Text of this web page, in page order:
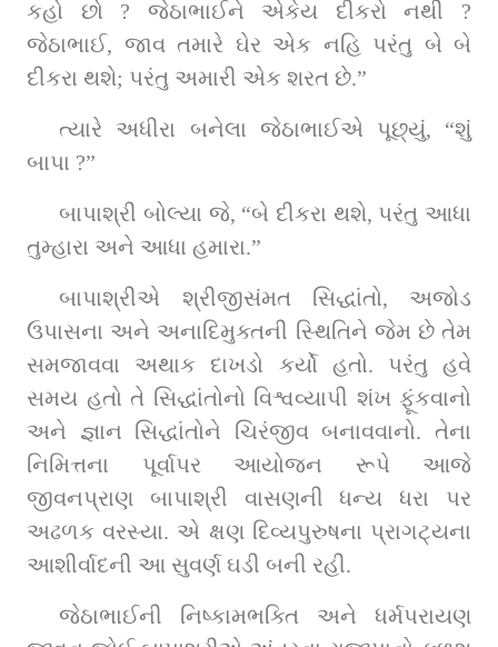
કહો છો ? જેઠાભાઈને એકેય દીકરો નથી ?
જેઠાભાઈ, જાવ તમારે ઘેર એક નહિ પરંતુ બે બે
દીકરા થશે; પરંતુ અમારી એક શરત છે.”
ત્યારે અધીરા બનેલા જેઠાભાઈએ પૂછ્યું, “શું
બાપા ?”
બાપાશ્રી બોલ્યા જે, “બે દીકરા થશે, પરંતુ આધા
તુમ્હારા અને આધા હમારા.”
બાપાશ્રીએ શ્રીજીસંમત સિદ્ધાંતો, અજોડ
ઉપાસના અને અનાદિમુક્તની સ્થિતિને જેમ છે તેમ
સમજાવવા અથાક દાખડો કર્યો હતો. પરંતુ હવે
સમય હતો તે સિદ્ધાંતોનો વિશ્વવ્યાપી શંખ ફૂંકવાનો
અને જ્ઞાન સિદ્ધાંતોને ચિરંજીવ બનાવવાનો. તેના
નિમિત્તના પૂર્વાપર આયોજન રૂપે આજે
જીવનપ્રાણ બાપાશ્રી વાસણની ધન્ય ધરા પર
અઢળક વરસ્યા. એ ક્ષણ દિવ્યપુરુષના પ્રાગટ્યના
આશીર્વાદની આ સુવર્ણ ઘડી બની રહી.
જેઠાભાઈની નિષ્કામભક્તિ અને ધર્મપરાયણ